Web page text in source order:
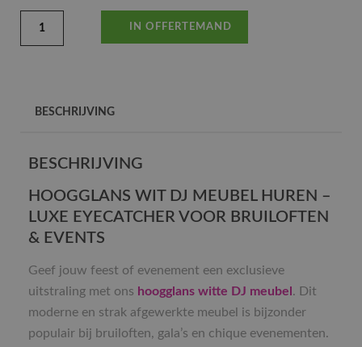
IN OFFERTEMAND
BESCHRIJVING
BESCHRIJVING
HOOGGLANS WIT DJ MEUBEL HUREN –
LUXE EYECATCHER VOOR BRUILOFTEN
& EVENTS
Geef jouw feest of evenement een exclusieve
uitstraling met ons hoogglans witte DJ meubel . Dit
moderne en strak afgewerkte meubel is bijzonder
populair bij bruiloften, gala’s en chique evenementen.